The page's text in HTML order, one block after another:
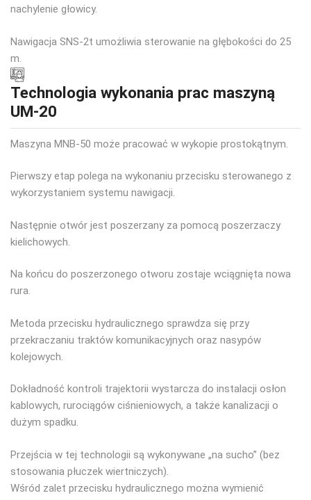
nachylenie głowicy.
Nawigacja SNS-2t umożliwia sterowanie na głębokości do 25
m.
Technologia wykonania prac maszyną
UM-20
Maszyna MNB-50 może pracować w wykopie prostokątnym.
Pierwszy etap polega na wykonaniu przecisku sterowanego z
wykorzystaniem systemu nawigacji.
Następnie otwór jest poszerzany za pomocą poszerzaczy
kielichowych.
Na końcu do poszerzonego otworu zostaje wciągnięta nowa
rura.
Metoda przecisku hydraulicznego sprawdza się przy
przekraczaniu traktów komunikacyjnych oraz nasypów
kolejowych.
Dokładność kontroli trajektorii wystarcza do instalacji osłon
kablowych, rurociągów ciśnieniowych, a także kanalizacji o
dużym spadku.
Przejścia w tej technologii są wykonywane „na sucho” (bez
stosowania płuczek wiertniczych).
Wśród zalet przecisku hydraulicznego można wymienić